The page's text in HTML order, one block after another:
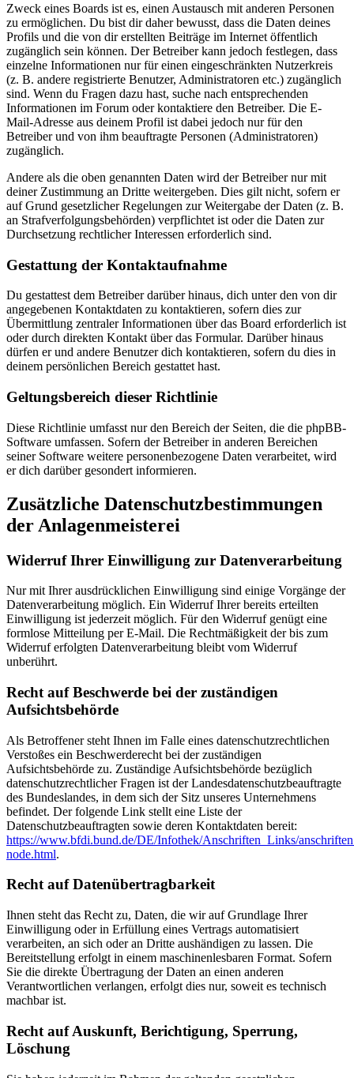
Zweck eines Boards ist es, einen Austausch mit anderen Personen
zu ermöglichen. Du bist dir daher bewusst, dass die Daten deines
Profils und die von dir erstellten Beiträge im Internet öffentlich
zugänglich sein können. Der Betreiber kann jedoch festlegen, dass
einzelne Informationen nur für einen eingeschränkten Nutzerkreis
(z. B. andere registrierte Benutzer, Administratoren etc.) zugänglich
sind. Wenn du Fragen dazu hast, suche nach entsprechenden
Informationen im Forum oder kontaktiere den Betreiber. Die E-
Mail-Adresse aus deinem Profil ist dabei jedoch nur für den
Betreiber und von ihm beauftragte Personen (Administratoren)
zugänglich.
Andere als die oben genannten Daten wird der Betreiber nur mit
deiner Zustimmung an Dritte weitergeben. Dies gilt nicht, sofern er
auf Grund gesetzlicher Regelungen zur Weitergabe der Daten (z. B.
an Strafverfolgungsbehörden) verpflichtet ist oder die Daten zur
Durchsetzung rechtlicher Interessen erforderlich sind.
Gestattung der Kontaktaufnahme
Du gestattest dem Betreiber darüber hinaus, dich unter den von dir
angegebenen Kontaktdaten zu kontaktieren, sofern dies zur
Übermittlung zentraler Informationen über das Board erforderlich ist
oder durch direkten Kontakt über das Formular. Darüber hinaus
dürfen er und andere Benutzer dich kontaktieren, sofern du dies in
deinem persönlichen Bereich gestattet hast.
Geltungsbereich dieser Richtlinie
Diese Richtlinie umfasst nur den Bereich der Seiten, die die phpBB-
Software umfassen. Sofern der Betreiber in anderen Bereichen
seiner Software weitere personenbezogene Daten verarbeitet, wird
er dich darüber gesondert informieren.
Zusätzliche Datenschutzbestimmungen
der Anlagenmeisterei
Widerruf Ihrer Einwilligung zur Datenverarbeitung
Nur mit Ihrer ausdrücklichen Einwilligung sind einige Vorgänge der
Datenverarbeitung möglich. Ein Widerruf Ihrer bereits erteilten
Einwilligung ist jederzeit möglich. Für den Widerruf genügt eine
formlose Mitteilung per E-Mail. Die Rechtmäßigkeit der bis zum
Widerruf erfolgten Datenverarbeitung bleibt vom Widerruf
unberührt.
Recht auf Beschwerde bei der zuständigen
Aufsichtsbehörde
Als Betroffener steht Ihnen im Falle eines datenschutzrechtlichen
Verstoßes ein Beschwerderecht bei der zuständigen
Aufsichtsbehörde zu. Zuständige Aufsichtsbehörde bezüglich
datenschutzrechtlicher Fragen ist der Landesdatenschutzbeauftragte
des Bundeslandes, in dem sich der Sitz unseres Unternehmens
befindet. Der folgende Link stellt eine Liste der
Datenschutzbeauftragten sowie deren Kontaktdaten bereit:
https://www.bfdi.bund.de/DE/Infothek/Anschriften_Links/
node.html.
Recht auf Datenübertragbarkeit
Ihnen steht das Recht zu, Daten, die wir auf Grundlage Ihrer
Einwilligung oder in Erfüllung eines Vertrags automatisiert
verarbeiten, an sich oder an Dritte aushändigen zu lassen. Die
Bereitstellung erfolgt in einem maschinenlesbaren Format. Sofern
Sie die direkte Übertragung der Daten an einen anderen
Verantwortlichen verlangen, erfolgt dies nur, soweit es technisch
machbar ist.
Recht auf Auskunft, Berichtigung, Sperrung,
Löschung